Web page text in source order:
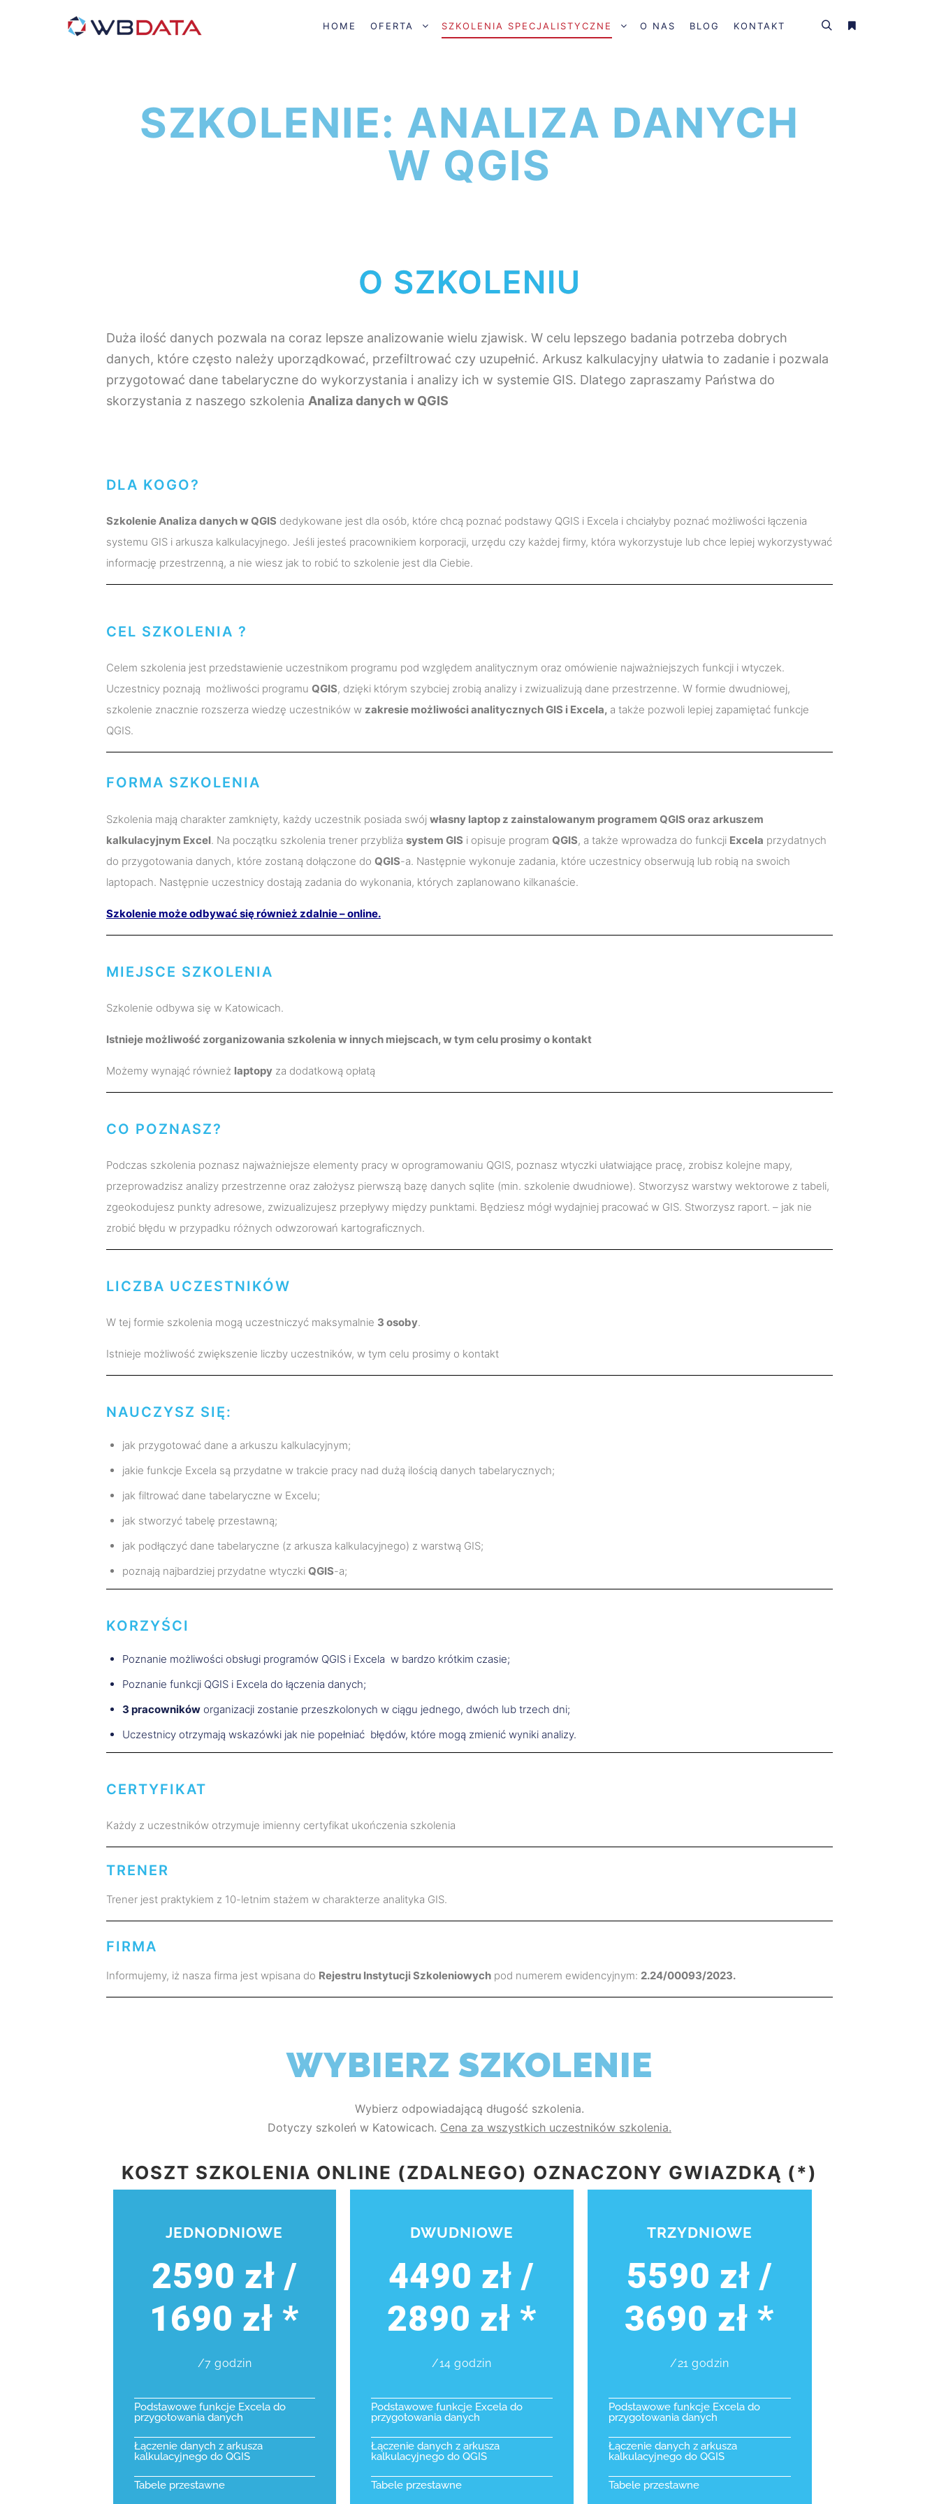
HOME OFERTA SZKOLENIA SPECJALISTYCZNE O NAS BLOG KONTAKT
SZKOLENIE: ANALIZA DANYCH
W QGIS
O SZKOLENIU
Duża ilość danych pozwala na coraz lepsze analizowanie wielu zjawisk. W celu lepszego badania potrzeba dobrych
danych, które często należy uporządkować, przefiltrować czy uzupełnić. Arkusz kalkulacyjny ułatwia to zadanie i pozwala
przygotować dane tabelaryczne do wykorzystania i analizy ich w systemie GIS. Dlatego zapraszamy Państwa do
skorzystania z naszego szkolenia Analiza danych w QGIS
DLA KOGO?
Szkolenie Analiza danych w QGIS dedykowane jest dla osób, które chcą poznać podstawy QGIS i Excela i chciałyby poznać możliwości łączenia
systemu GIS i arkusza kalkulacyjnego. Jeśli jesteś pracownikiem korporacji, urzędu czy każdej firmy, która wykorzystuje lub chce lepiej wykorzystywać
informację przestrzenną, a nie wiesz jak to robić to szkolenie jest dla Ciebie.
CEL SZKOLENIA ?
Celem szkolenia jest przedstawienie uczestnikom programu pod względem analitycznym oraz omówienie najważniejszych funkcji i wtyczek.
Uczestnicy poznają możliwości programu QGIS, dzięki którym szybciej zrobią analizy i zwizualizują dane przestrzenne. W formie dwudniowej,
szkolenie znacznie rozszerza wiedzę uczestników w zakresie możliwości analitycznych GIS i Excela, a także pozwoli lepiej zapamiętać funkcje
QGIS.
FORMA SZKOLENIA
Szkolenia mają charakter zamknięty, każdy uczestnik posiada swój własny laptop z zainstalowanym programem QGIS oraz arkuszem
kalkulacyjnym Excel. Na początku szkolenia trener przybliża system GIS i opisuje program QGIS, a także wprowadza do funkcji Excela przydatnych
do przygotowania danych, które zostaną dołączone do QGIS-a. Następnie wykonuje zadania, które uczestnicy obserwują lub robią na swoich
laptopach. Następnie uczestnicy dostają zadania do wykonania, których zaplanowano kilkanaście.
Szkolenie może odbywać się również zdalnie – online.
MIEJSCE SZKOLENIA
Szkolenie odbywa się w Katowicach.
Istnieje możliwość zorganizowania szkolenia w innych miejscach, w tym celu prosimy o kontakt
Możemy wynająć również laptopy za dodatkową opłatą
CO POZNASZ?
Podczas szkolenia poznasz najważniejsze elementy pracy w oprogramowaniu QGIS, poznasz wtyczki ułatwiające pracę, zrobisz kolejne mapy,
przeprowadzisz analizy przestrzenne oraz założysz pierwszą bazę danych sqlite (min. szkolenie dwudniowe). Stworzysz warstwy wektorowe z tabeli,
zgeokodujesz punkty adresowe, zwizualizujesz przepływy między punktami. Będziesz mógł wydajniej pracować w GIS. Stworzysz raport. – jak nie
zrobić błędu w przypadku różnych odwzorowań kartograficznych.
LICZBA UCZESTNIKÓW
W tej formie szkolenia mogą uczestniczyć maksymalnie 3 osoby.
Istnieje możliwość zwiększenie liczby uczestników, w tym celu prosimy o kontakt
NAUCZYSZ SIĘ:
jak przygotować dane a arkuszu kalkulacyjnym;
jakie funkcje Excela są przydatne w trakcie pracy nad dużą ilością danych tabelarycznych;
jak filtrować dane tabelaryczne w Excelu;
jak stworzyć tabelę przestawną;
jak podłączyć dane tabelaryczne (z arkusza kalkulacyjnego) z warstwą GIS;
poznają najbardziej przydatne wtyczki QGIS-a;
KORZYŚCI
Poznanie możliwości obsługi programów QGIS i Excela w bardzo krótkim czasie;
Poznanie funkcji QGIS i Excela do łączenia danych;
3 pracownikóworganizacji zostanie przeszkolonych w ciągu jednego, dwóch lub trzech dni;
Uczestnicy otrzymają wskazówki jak nie popełniać błędów, które mogą zmienić wyniki analizy.
CERTYFIKAT
Każdy z uczestników otrzymuje imienny certyfikat ukończenia szkolenia
TRENER
Trener jest praktykiem z 10-letnim stażem w charakterze analityka GIS.
FIRMA
Informujemy, iż nasza firma jest wpisana do Rejestru Instytucji Szkoleniowych pod numerem ewidencyjnym: 2.24/00093/2023.
WYBIERZ SZKOLENIE
Wybierz odpowiadającą długość szkolenia.
Dotyczy szkoleń w Katowicach. Cena za wszystkich uczestników szkolenia.
KOSZT SZKOLENIA ONLINE (ZDALNEGO) OZNACZONY GWIAZDKĄ (*)
JEDNODNIOWE
2590 zł /
1690 zł *
/7 godzin
Podstawowe funkcje Excela do
przygotowania danych
Łączenie danych z arkusza
kalkulacyjnego do QGIS
Tabele przestawne
DWUDNIOWE
4490 zł /
2890 zł *
/14 godzin
Podstawowe funkcje Excela do
przygotowania danych
Łączenie danych z arkusza
kalkulacyjnego do QGIS
Tabele przestawne
TRZYDNIOWE
5590 zł /
3690 zł *
/21 godzin
Podstawowe funkcje Excela do
przygotowania danych
Łączenie danych z arkusza
kalkulacyjnego do QGIS
Tabele przestawne